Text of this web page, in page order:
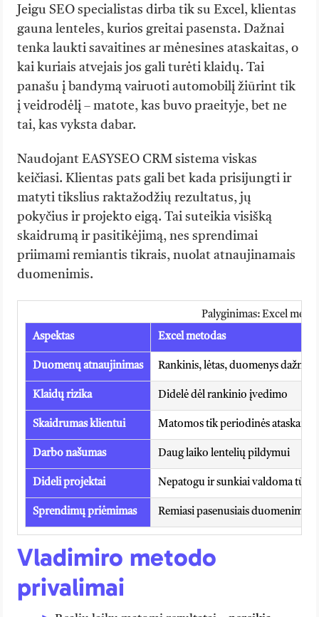
Jeigu SEO specialistas dirba tik su Excel, klientas
gauna lenteles, kurios greitai pasensta. Dažnai
tenka laukti savaitines ar mėnesines ataskaitas, o
kai kuriais atvejais jos gali turėti klaidų. Tai
panašu į bandymą vairuoti automobilį žiūrint tik
į veidrodėlį – matote, kas buvo praeityje, bet ne
tai, kas vyksta dabar.
Naudojant EASYSEO CRM sistema viskas
keičiasi. Klientas pats gali bet kada prisijungti ir
matyti tikslius raktažodžių rezultatus, jų
pokyčius ir projekto eigą. Tai suteikia visišką
skaidrumą ir pasitikėjimą, nes sprendimai
priimami remiantis tikrais, nuolat atnaujinamais
duomenimis.
Palyginimas: Excel
Aspektas Excel metodas
Duomenų atnaujinimas Rankinis, lėtas, duomenys dažnai
Klaidų rizika Didelė dėl rankinio įvedimo
Skaidrumas klientui Matomos tik periodinės ataskaitos
Darbo našumas Daug laiko lentelių pildymui
Dideli projektai Nepatogu ir sunkiai valdoma
Sprendimų priėmimas Remiasi pasenusiais duomenimis
Vladimiro metodo
privalimai